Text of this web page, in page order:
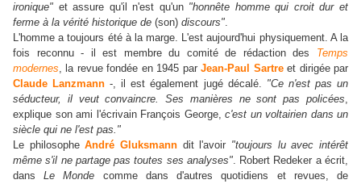
ironique" et assure qu'il n'est qu'un "honnête homme qui croit dur et
ferme à la vérité historique de (son) discours".
L'homme a toujours été à la marge. L'est aujourd'hui physiquement. A la
fois reconnu - il est membre du comité de rédaction des Temps
modernes, la revue fondée en 1945 parJean-Paul Sartreet dirigée par
Claude Lanzmann -, il est également jugé décalé. "Ce n'est pas un
séducteur, il veut convaincre. Ses manières ne sont pas policées,
explique son ami l'écrivain François George, c'est un voltairien dans un
siècle qui ne l'est pas."
Le philosopheAndré Gluksmann dit l'avoir "toujours lu avec intérêt
même s'il ne partage pas toutes ses analyses". Robert Redeker a écrit,
dansLe Monde comme dans d'autres quotidiens et revues, de